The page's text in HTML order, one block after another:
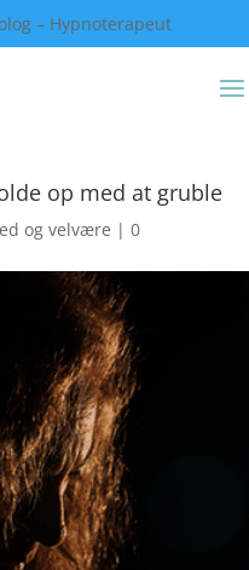
– Hypnoterapeut
op med at gruble
og velvære | 0